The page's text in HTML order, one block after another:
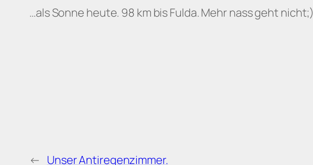
…als Sonne heute. 98 km bis Fulda. Mehr nass geht nicht;)
← Unser Antiregenzimmer.